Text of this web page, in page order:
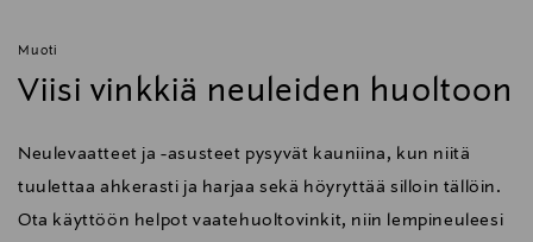
Muoti
Viisi vinkkiä neuleiden huoltoon
Neulevaatteet ja -asusteet pysyvät kauniina, kun niitä
tuulettaa ahkerasti ja harjaa sekä höyryttää silloin tällöin.
Ota käyttöön helpot vaatehuoltovinkit, niin lempineuleesi